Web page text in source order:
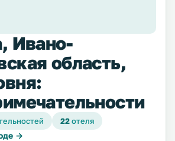
Ивано-
область,
22отеля
→